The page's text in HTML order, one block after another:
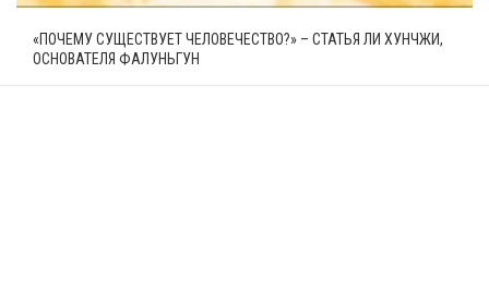
«ПОЧЕМУ СУЩЕСТВУЕТ ЧЕЛОВЕЧЕСТВО?» – СТАТЬЯ ЛИ ХУНЧЖИ,
ОСНОВАТЕЛЯ ФАЛУНЬГУН